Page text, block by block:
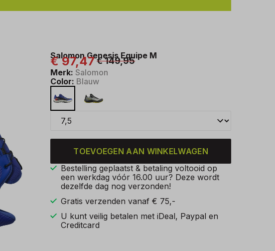
Salomon Genesis Equipe M
€ 97,47€ 149,95
Merk: Salomon
Color: Blauw
TOEVOEGEN AAN WINKELWAGEN
Bestelling geplaatst & betaling voltooid op
een werkdag vóór 16.00 uur? Deze wordt
dezelfde dag nog verzonden!
Gratis verzenden vanaf € 75,-
U kunt veilig betalen met iDeal, Paypal en
Creditcard